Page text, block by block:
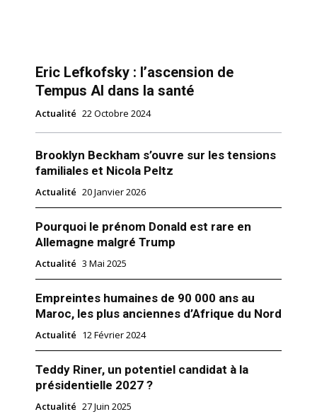
Eric Lefkofsky : l’ascension de
Tempus AI dans la santé
Actualité 22 Octobre 2024
Brooklyn Beckham s’ouvre sur les tensions
familiales et Nicola Peltz
Actualité 20 Janvier 2026
Pourquoi le prénom Donald est rare en
Allemagne malgré Trump
Actualité 3 Mai 2025
Empreintes humaines de 90 000 ans au
Maroc, les plus anciennes d’Afrique du Nord
Actualité 12 Février 2024
Teddy Riner, un potentiel candidat à la
présidentielle 2027 ?
Actualité 27 Juin 2025